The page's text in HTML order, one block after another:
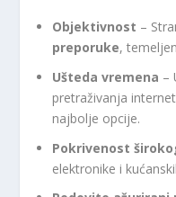
Objektivnost –
preporuke,
Ušteda vremena –
pretraživanja
najbolje opcije.
Pokrivenost
elektronike i